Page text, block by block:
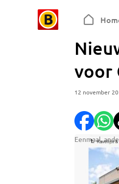
voor
12 november
Eenmaal,